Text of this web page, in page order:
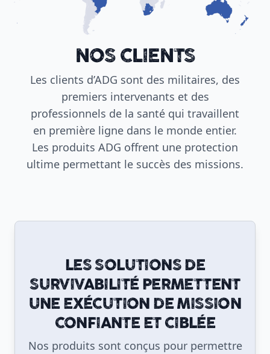
NOS CLIENTS
Les clients d’ADG sont des militaires, des
premiers intervenants et des
professionnels de la santé qui travaillent
en première ligne dans le monde entier.
Les produits ADG offrent une protection
ultime permettant le succès des missions.
LES SOLUTIONS DE
SURVIVABILITÉ PERMETTENT
UNE EXÉCUTION DE MISSION
CONFIANTE ET CIBLÉE
Nos produits sont conçus pour permettre